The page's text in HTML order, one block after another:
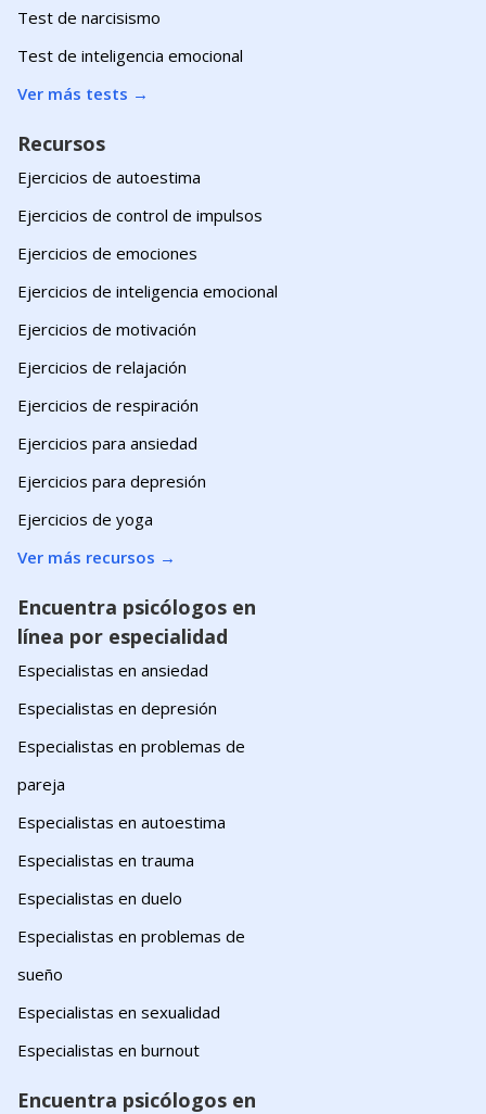
Test de narcisismo
Test de inteligencia emocional
Ver más tests →
Recursos
Ejercicios de autoestima
Ejercicios de control de impulsos
Ejercicios de emociones
Ejercicios de inteligencia emocional
Ejercicios de motivación
Ejercicios de relajación
Ejercicios de respiración
Ejercicios para ansiedad
Ejercicios para depresión
Ejercicios de yoga
Ver más recursos →
Encuentra psicólogos en
línea por especialidad
Especialistas en ansiedad
Especialistas en depresión
Especialistas en problemas de
pareja
Especialistas en autoestima
Especialistas en trauma
Especialistas en duelo
Especialistas en problemas de
sueño
Especialistas en sexualidad
Especialistas en burnout
Encuentra psicólogos en